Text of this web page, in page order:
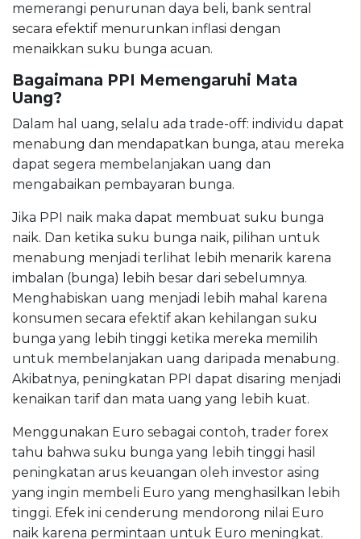
memerangi penurunan daya beli, bank sentral
secara efektif menurunkan inflasi dengan
menaikkan suku bunga acuan.
Bagaimana PPI Memengaruhi Mata
Uang?
Dalam hal uang, selalu ada trade-off: individu dapat
menabung dan mendapatkan bunga, atau mereka
dapat segera membelanjakan uang dan
mengabaikan pembayaran bunga.
Jika PPI naik maka dapat membuat suku bunga
naik. Dan ketika suku bunga naik, pilihan untuk
menabung menjadi terlihat lebih menarik karena
imbalan (bunga) lebih besar dari sebelumnya.
Menghabiskan uang menjadi lebih mahal karena
konsumen secara efektif akan kehilangan suku
bunga yang lebih tinggi ketika mereka memilih
untuk membelanjakan uang daripada menabung.
Akibatnya, peningkatan PPI dapat disaring menjadi
kenaikan tarif dan mata uang yang lebih kuat.
Menggunakan Euro sebagai contoh, trader forex
tahu bahwa suku bunga yang lebih tinggi hasil
peningkatan arus keuangan oleh investor asing
yang ingin membeli Euro yang menghasilkan lebih
tinggi. Efek ini cenderung mendorong nilai Euro
naik karena permintaan untuk Euro meningkat.